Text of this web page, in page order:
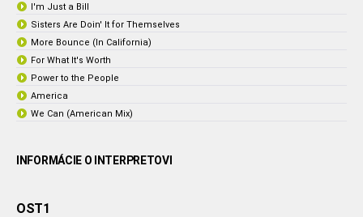
I'm Just a Bill
Sisters Are Doin' It for Themselves
More Bounce (In California)
For What It's Worth
Power to the People
America
We Can (American Mix)
INFORMÁCIE O INTERPRETOVI
OST1